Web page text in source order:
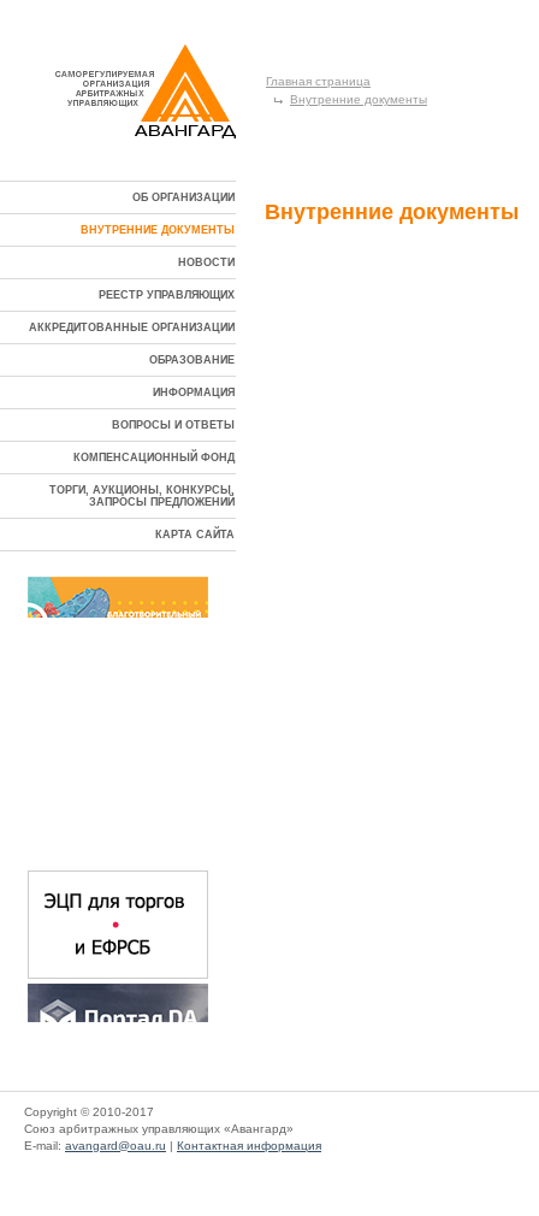
Главная страница
Внутренние документы
ОБ ОРГАНИЗАЦИИ
ВНУТРЕННИЕ ДОКУМЕНТЫ
НОВОСТИ
РЕЕСТР УПРАВЛЯЮЩИХ
АККРЕДИТОВАННЫЕ ОРГАНИЗАЦИИ
ОБРАЗОВАНИЕ
ИНФОРМАЦИЯ
ВОПРОСЫ И ОТВЕТЫ
КОМПЕНСАЦИОННЫЙ ФОНД
ТОРГИ, АУКЦИОНЫ, КОНКУРСЫ,
ЗАПРОСЫ ПРЕДЛОЖЕНИЙ
КАРТА САЙТА
Внутренние документы
Copyright © 2010-2017
Союз арбитражных управляющих «Авангард»
E-mail: avangard@oau.ru | Контактная информация